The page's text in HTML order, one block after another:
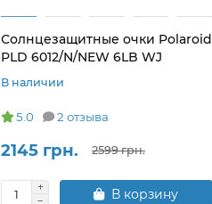
Солнцезащитные очки Polaroid
PLD 6012/N/NEW 6LB WJ
В наличии
5.0 2 отзыва
2145 грн. 2599 грн.
В корзину